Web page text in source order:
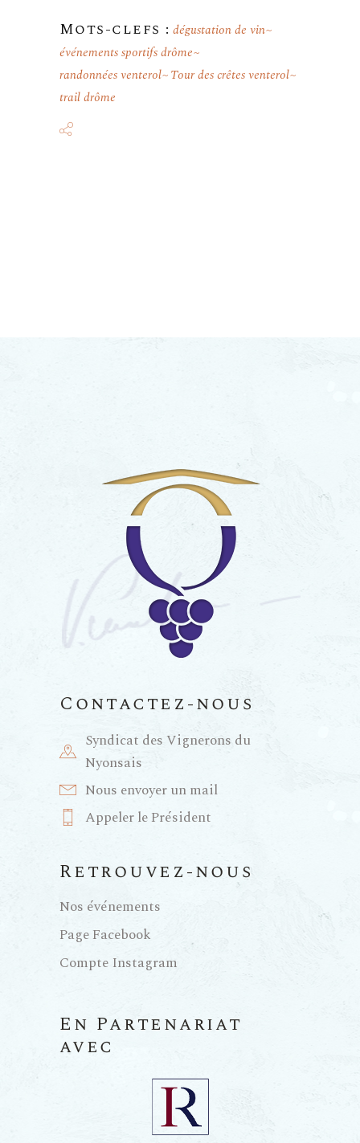
Mots-clefs : dégustation de vin
événements sportifs drôme
randonnées venterol Tour des crêtes venterol
trail drôme
Contactez-nous
Syndicat des Vignerons du
Nyonsais
Nous envoyer un mail
Appeler le Président
Retrouvez-nous
Nos événements
Page Facebook
Compte Instagram
En Partenariat
avec